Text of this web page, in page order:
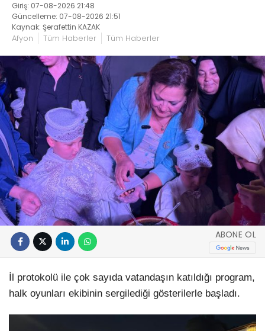
Giriş: 07-08-2026 21:48
Güncelleme: 07-08-2026 21:51
Kaynak: Şerafettin KAZAK
Afyon Tüm Haberler Tüm Haberler
ABONE OL
İl protokolü ile çok sayıda vatandaşın katıldığı program,
halk oyunları ekibinin sergilediği gösterilerle başladı.